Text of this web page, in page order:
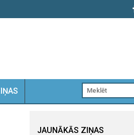
JAUNĀKĀS ZIŅAS